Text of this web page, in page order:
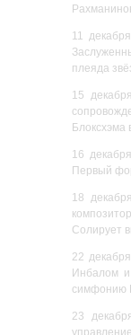
11
плеяда
15
Блоксхэма
16
Первый
18
Солирует
22
Инбалом
симфонию
23